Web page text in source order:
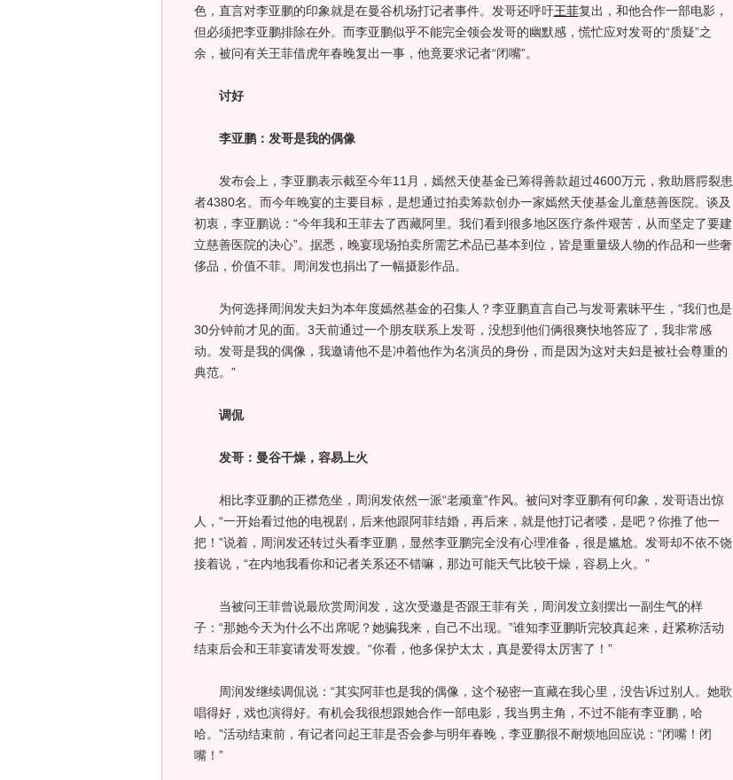
色，直言对李亚鹏的印象就是在曼谷机场打记者事件。发哥还呼吁王菲复出，和他合作一部电影，
但必须把李亚鹏排除在外。而李亚鹏似乎不能完全领会发哥的幽默感，慌忙应对发哥的“质疑”之
余，被问有关王菲借虎年春晚复出一事，他竟要求记者“闭嘴”。
讨好
李亚鹏：发哥是我的偶像
发布会上，李亚鹏表示截至今年11月，嫣然天使基金已筹得善款超过4600万元，救助唇腭裂患
者4380名。而今年晚宴的主要目标，是想通过拍卖筹款创办一家嫣然天使基金儿童慈善医院。谈及
初衷，李亚鹏说：“今年我和王菲去了西藏阿里。我们看到很多地区医疗条件艰苦，从而坚定了要建
立慈善医院的决心”。据悉，晚宴现场拍卖所需艺术品已基本到位，皆是重量级人物的作品和一些奢
侈品，价值不菲。周润发也捐出了一幅摄影作品。
为何选择周润发夫妇为本年度嫣然基金的召集人？李亚鹏直言自己与发哥素昧平生，“我们也是
30分钟前才见的面。3天前通过一个朋友联系上发哥，没想到他们俩很爽快地答应了，我非常感
动。发哥是我的偶像，我邀请他不是冲着他作为名演员的身份，而是因为这对夫妇是被社会尊重的
典范。”
调侃
发哥：曼谷干燥，容易上火
相比李亚鹏的正襟危坐，周润发依然一派“老顽童”作风。被问对李亚鹏有何印象，发哥语出惊
人，“一开始看过他的电视剧，后来他跟阿菲结婚，再后来，就是他打记者喽，是吧？你推了他一
把！”说着，周润发还转过头看李亚鹏，显然李亚鹏完全没有心理准备，很是尴尬。发哥却不依不饶
接着说，“在内地我看你和记者关系还不错嘛，那边可能天气比较干燥，容易上火。”
当被问王菲曾说最欣赏周润发，这次受邀是否跟王菲有关，周润发立刻摆出一副生气的样
子：“那她今天为什么不出席呢？她骗我来，自己不出现。”谁知李亚鹏听完较真起来，赶紧称活动
结束后会和王菲宴请发哥发嫂。“你看，他多保护太太，真是爱得太厉害了！”
周润发继续调侃说：“其实阿菲也是我的偶像，这个秘密一直藏在我心里，没告诉过别人。她歌
唱得好，戏也演得好。有机会我很想跟她合作一部电影，我当男主角，不过不能有李亚鹏，哈
哈。”活动结束前，有记者问起王菲是否会参与明年春晚，李亚鹏很不耐烦地回应说：“闭嘴！闭
嘴！”